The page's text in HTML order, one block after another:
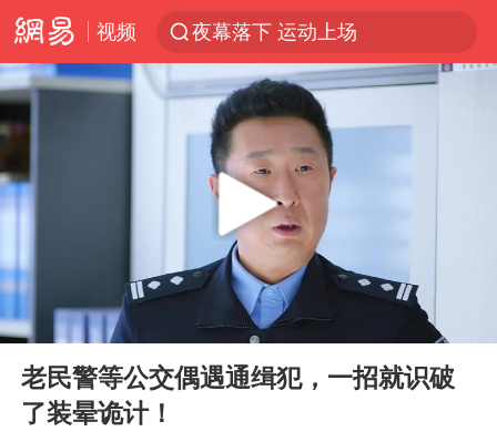
视频
夜幕落下 运动上场
泰交通部副部长回应中国人遭歧视手势
改名后的“青海拉面”店
段绚竞因公牺牲 年仅44岁
男子结婚8年3个女儿均非亲生
“空调24小时开着更省电”不实
“不建议大家买深色蛋糕”
Play
00:00 05:19
老民警等公交偶遇通缉犯，一招就识破
了装晕诡计！